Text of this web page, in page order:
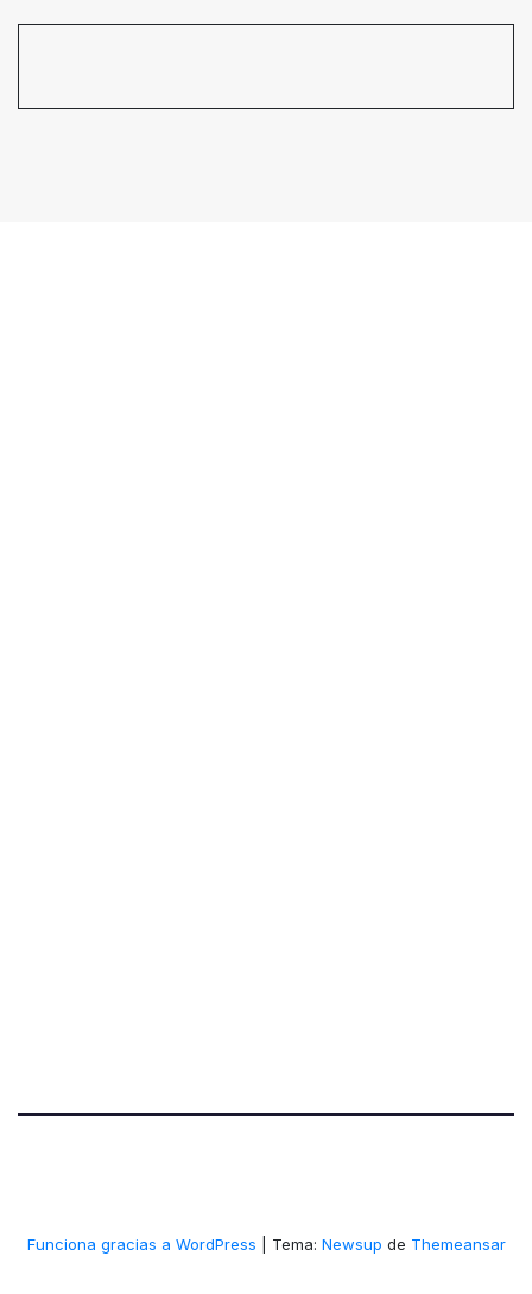
Funciona gracias a WordPress Tema: Newsup de Themeansar